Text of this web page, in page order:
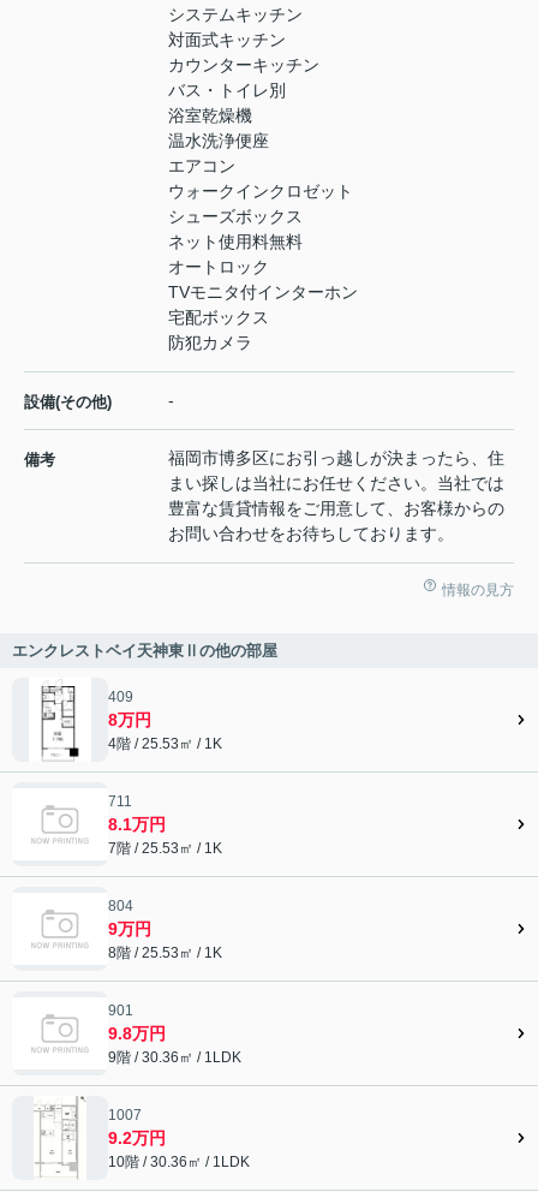
システムキッチン
対面式キッチン
カウンターキッチン
バス・トイレ別
浴室乾燥機
温水洗浄便座
エアコン
ウォークインクロゼット
シューズボックス
ネット使用料無料
オートロック
TVモニタ付インターホン
宅配ボックス
防犯カメラ
設備(その他) -
備考
福岡市博多区にお引っ越しが決まったら、住
まい探しは当社にお任せください。当社では
豊富な賃貸情報をご用意して、お客様からの
お問い合わせをお待ちしております。
情報の見方
エンクレストベイ天神東Ⅱの他の部屋
409
8万円
4階 / 25.53㎡ / 1K
711
8.1万円
7階 / 25.53㎡ / 1K
804
9万円
8階 / 25.53㎡ / 1K
901
9.8万円
9階 / 30.36㎡ / 1LDK
1007
9.2万円
10階 / 30.36㎡ / 1LDK